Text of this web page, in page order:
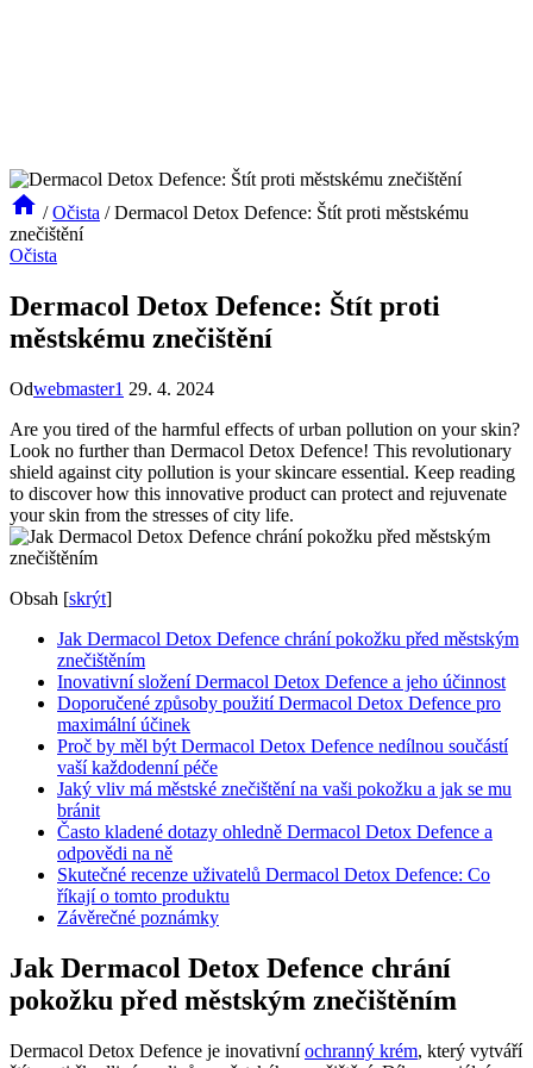
/ Očista / Dermacol Detox Defence: Štít proti městskému
znečištění
Očista
Dermacol Detox Defence: Štít proti
městskému znečištění
Odwebmaster1 29. 4. 2024
Are you tired of the harmful effects of urban pollution on your skin?
Look no further than Dermacol Detox Defence! This revolutionary
shield against city pollution is your skincare essential. Keep reading
to discover how this innovative product can protect and rejuvenate
your skin from the stresses of city life.
Obsah [skrýt]
Jak Dermacol Detox Defence chrání pokožku před městským
znečištěním
Inovativní složení Dermacol Detox Defence a jeho účinnost
Doporučené způsoby použití Dermacol Detox Defence pro
maximální účinek
Proč by měl být Dermacol Detox Defence nedílnou součástí
vaší každodenní péče
Jaký vliv má městské znečištění na vaši pokožku a jak se mu
bránit
Často kladené dotazy ohledně Dermacol Detox Defence a
odpovědi na ně
Skutečné recenze uživatelů Dermacol Detox Defence: Co
říkají o tomto produktu
Závěrečné poznámky
Jak Dermacol Detox Defence chrání
pokožku před městským znečištěním
Dermacol Detox Defence je inovativníochranný krém, který vytváří